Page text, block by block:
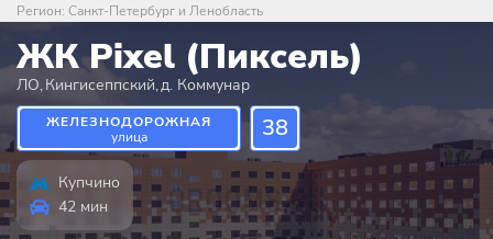
Регион: Санкт-Петербург и Ленобласть
ЖК Pixel (Пиксель)
ЛО,Кингисеппский,д. Коммунар
ЖЕЛЕЗНОДОРОЖНАЯ
улица
38
Купчино
42 мин